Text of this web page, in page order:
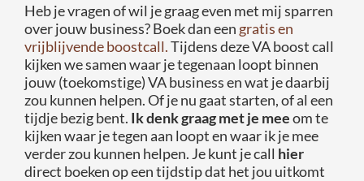
Heb je vragen of wil je graag even met mij sparren
over jouw business? Boek dan een gratis en
vrijblijvende boostcall.Tijdens deze VA boost call
kijken we samen waar je tegenaan loopt binnen
jouw (toekomstige) VA business en wat je daarbij
zou kunnen helpen. Of je nu gaat starten, of al een
tijdje bezig bent. Ik denk graag met je meeom te
kijken waar je tegen aan loopt en waar ik je mee
verder zou kunnen helpen. Je kunt je call hier
direct boeken op een tijdstip dat het jou uitkomt